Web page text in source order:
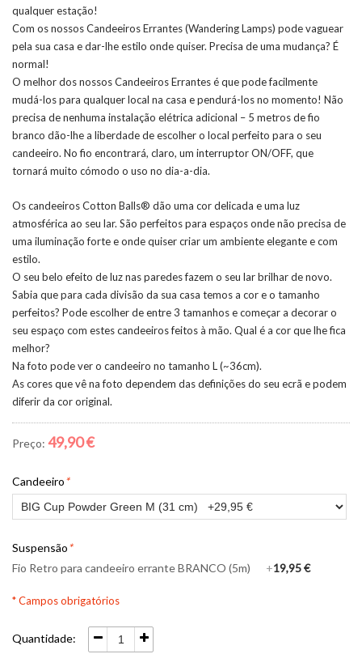
qualquer estação!
Com os nossos Candeeiros Errantes (Wandering Lamps) pode vaguear
pela sua casa e dar-lhe estilo onde quiser. Precisa de uma mudança? É
normal!
O melhor dos nossos Candeeiros Errantes é que pode facilmente
mudá-los para qualquer local na casa e pendurá-los no momento! Não
precisa de nenhuma instalação elétrica adicional – 5 metros de fio
branco dão-lhe a liberdade de escolher o local perfeito para o seu
candeeiro. No fio encontrará, claro, um interruptor ON/OFF, que
tornará muito cómodo o uso no dia-a-dia.
Os candeeiros Cotton Balls® dão uma cor delicada e uma luz
atmosférica ao seu lar. São perfeitos para espaços onde não precisa de
uma iluminação forte e onde quiser criar um ambiente elegante e com
estilo.
O seu belo efeito de luz nas paredes fazem o seu lar brilhar de novo.
Sabia que para cada divisão da sua casa temos a cor e o tamanho
perfeitos? Pode escolher de entre 3 tamanhos e começar a decorar o
seu espaço com estes candeeiros feitos à mão. Qual é a cor que lhe fica
melhor?
Na foto pode ver o candeeiro no tamanho L (~36cm).
As cores que vê na foto dependem das definições do seu ecrã e podem
diferir da cor original.
Preço: 49,90 €
Candeeiro*
Suspensão*
Fio Retro para candeeiro errante BRANCO (5m)
+19,95 €
* Campos obrigatórios
Quantidade: